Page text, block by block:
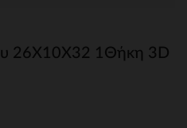
26Χ10Χ32 1Θήκη 3D